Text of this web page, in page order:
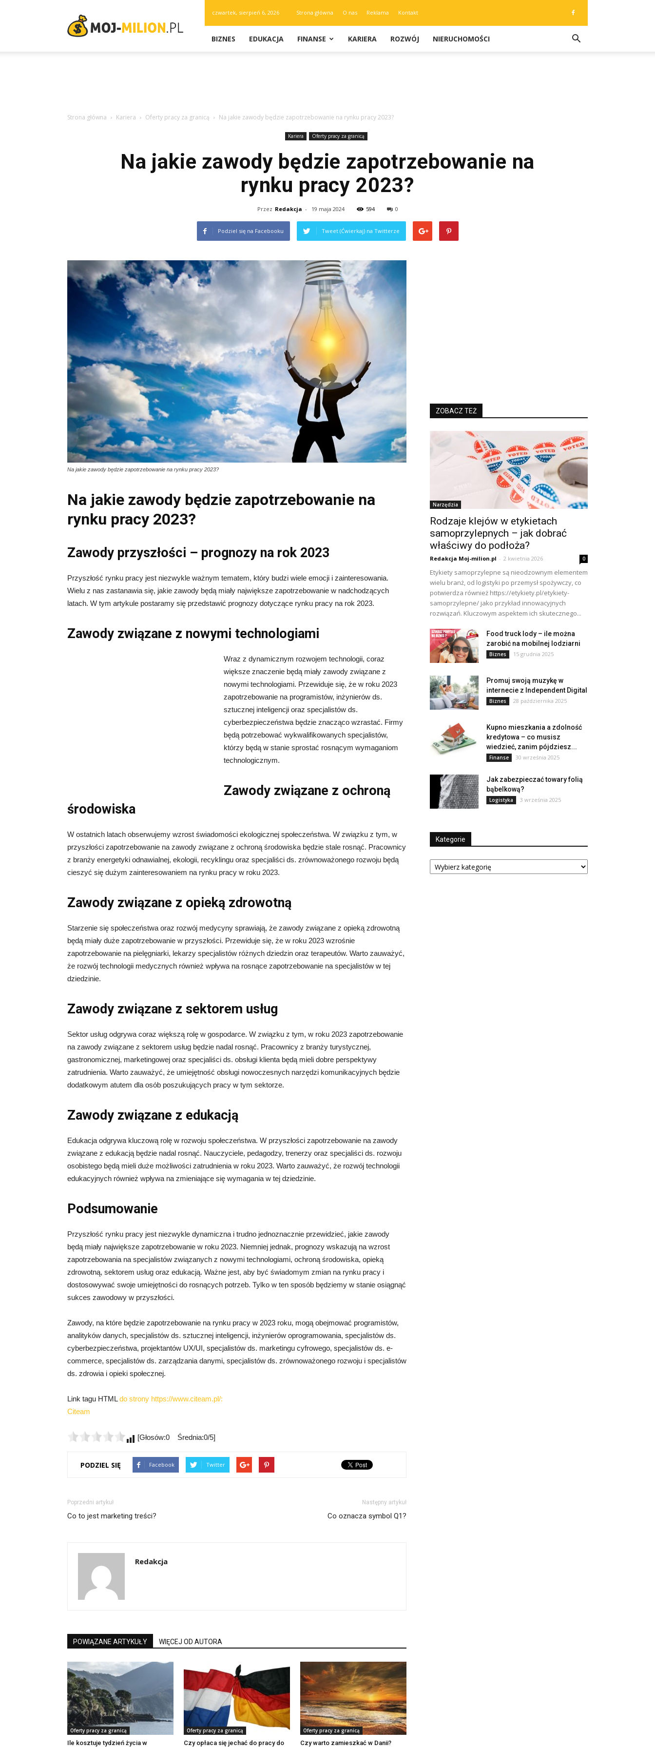
milion.pl
czwartek, sierpień 6, 2026 Strona główna O nas Reklama Kontakt
BIZNES EDUKACJA FINANSE KARIERA ROZWÓJ NIERUCHOMOŚCI
Strona główna Kariera Oferty pracy za granicą Na jakie zawody będzie zapotrzebowanie na rynku pracy 2023?
Kariera Oferty pracy za granicą
Na jakie zawody będzie zapotrzebowanie na
rynku pracy 2023?
Przez Redakcja - 19 maja 2024 594 0
Podziel się na Facebooku Tweet (Ćwierkaj) na Twitterze
Na jakie zawody będzie zapotrzebowanie na rynku pracy 2023?
Na jakie zawody będzie zapotrzebowanie na
rynku pracy 2023?
Zawody przyszłości – prognozy na rok 2023
Przyszłość rynku pracy jest niezwykle ważnym tematem, który budzi wiele emocji i zainteresowania.
Wielu z nas zastanawia się, jakie zawody będą miały największe zapotrzebowanie w nadchodzących
latach. W tym artykule postaramy się przedstawić prognozy dotyczące rynku pracy na rok 2023.
Zawody związane z nowymi technologiami
Wraz z dynamicznym rozwojem technologii, coraz
większe znaczenie będą miały zawody związane z
nowymi technologiami. Przewiduje się, że w roku 2023
zapotrzebowanie na programistów, inżynierów ds.
sztucznej inteligencji oraz specjalistów ds.
cyberbezpieczeństwa będzie znacząco wzrastać. Firmy
będą potrzebować wykwalifikowanych specjalistów,
którzy będą w stanie sprostać rosnącym wymaganiom
technologicznym.
Zawody związane z ochroną
środowiska
W ostatnich latach obserwujemy wzrost świadomości ekologicznej społeczeństwa. W związku z tym, w
przyszłości zapotrzebowanie na zawody związane z ochroną środowiska będzie stale rosnąć. Pracownicy
z branży energetyki odnawialnej, ekologii, recyklingu oraz specjaliści ds. zrównoważonego rozwoju będą
cieszyć się dużym zainteresowaniem na rynku pracy w roku 2023.
Zawody związane z opieką zdrowotną
Starzenie się społeczeństwa oraz rozwój medycyny sprawiają, że zawody związane z opieką zdrowotną
będą miały duże zapotrzebowanie w przyszłości. Przewiduje się, że w roku 2023 wzrośnie
zapotrzebowanie na pielęgniarki, lekarzy specjalistów różnych dziedzin oraz terapeutów. Warto zauważyć,
że rozwój technologii medycznych również wpływa na rosnące zapotrzebowanie na specjalistów w tej
dziedzinie.
Zawody związane z sektorem usług
Sektor usług odgrywa coraz większą rolę w gospodarce. W związku z tym, w roku 2023 zapotrzebowanie
na zawody związane z sektorem usług będzie nadal rosnąć. Pracownicy z branży turystycznej,
gastronomicznej, marketingowej oraz specjaliści ds. obsługi klienta będą mieli dobre perspektywy
zatrudnienia. Warto zauważyć, że umiejętność obsługi nowoczesnych narzędzi komunikacyjnych będzie
dodatkowym atutem dla osób poszukujących pracy w tym sektorze.
Zawody związane z edukacją
Edukacja odgrywa kluczową rolę w rozwoju społeczeństwa. W przyszłości zapotrzebowanie na zawody
związane z edukacją będzie nadal rosnąć. Nauczyciele, pedagodzy, trenerzy oraz specjaliści ds. rozwoju
osobistego będą mieli duże możliwości zatrudnienia w roku 2023. Warto zauważyć, że rozwój technologii
edukacyjnych również wpływa na zmieniające się wymagania w tej dziedzinie.
Podsumowanie
Przyszłość rynku pracy jest niezwykle dynamiczna i trudno jednoznacznie przewidzieć, jakie zawody
będą miały największe zapotrzebowanie w roku 2023. Niemniej jednak, prognozy wskazują na wzrost
zapotrzebowania na specjalistów związanych z nowymi technologiami, ochroną środowiska, opieką
zdrowotną, sektorem usług oraz edukacją. Ważne jest, aby być świadomym zmian na rynku pracy i
dostosowywać swoje umiejętności do rosnących potrzeb. Tylko w ten sposób będziemy w stanie osiągnąć
sukces zawodowy w przyszłości.
Zawody, na które będzie zapotrzebowanie na rynku pracy w 2023 roku, mogą obejmować programistów,
analityków danych, specjalistów ds. sztucznej inteligencji, inżynierów oprogramowania, specjalistów ds.
cyberbezpieczeństwa, projektantów UX/UI, specjalistów ds. marketingu cyfrowego, specjalistów ds. e-
commerce, specjalistów ds. zarządzania danymi, specjalistów ds. zrównoważonego rozwoju i specjalistów
ds. zdrowia i opieki społecznej.
Link tagu HTMLdo strony https://www.citeam.pl/:
Citeam
[Głosów:0 Średnia:0/5]
PODZIEL SIĘ Facebook Twitter
Poprzedni artykuł
Co to jest marketing treści?
Następny artykuł
Co oznacza symbol Q1?
Redakcja
POWIĄZANE ARTYKUŁY WIĘCEJ OD AUTORA
Oferty pracy za granicą
Ile kosztuje tydzień życia w
Oferty pracy za granicą
Czy opłaca się jechać do pracy do
Oferty pracy za granicą
Czy warto zamieszkać w Danii?
ZOBACZ TEŻ
Narzędzia
Rodzaje klejów w etykietach
samoprzylepnych – jak dobrać
właściwy do podłoża?
Redakcja Moj-milion.pl - 2 kwietnia 2026 0
Etykiety samoprzylepne są nieodzownym elementem
wielu branż, od logistyki po przemysł spożywczy, co
potwierdza również https://etykiety.pl/etykiety-
samoprzylepne/ jako przykład innowacyjnych
rozwiązań. Kluczowym aspektem ich skutecznego...
Food truck lody – ile można
zarobić na mobilnej lodziarni
Biznes 15 grudnia 2025
Promuj swoją muzykę w
internecie z Independent Digital
Biznes 28 października 2025
Kupno mieszkania a zdolność
kredytowa – co musisz
wiedzieć, zanim pójdziesz...
Finanse 30 września 2025
Jak zabezpieczać towary folią
bąbelkową?
Logistyka 3 września 2025
Kategorie
Kategorie